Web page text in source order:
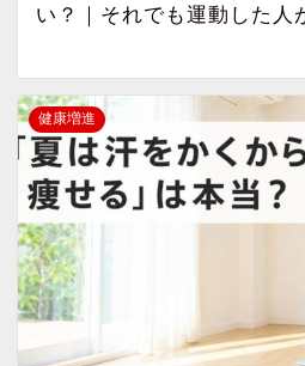
い？｜それでも運動した人
健康増進